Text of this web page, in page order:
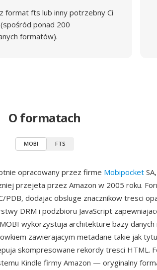
format fts lub inny potrzebny Ci
ponad 200
formatów).
O formatach
MOBI FTS
opracowany przez firme Mobipocket
przejeta przez Amazon w 2005 roku.
PDB, dodajac obsluge znacznikow tresci
DRM i podzbioru JavaScript
wykorzystuja architekture bazy
zawierajacym metadane takie jak
skompresowane rekordy tresci HTML.
Kindle firmy Amazon — oryginalny